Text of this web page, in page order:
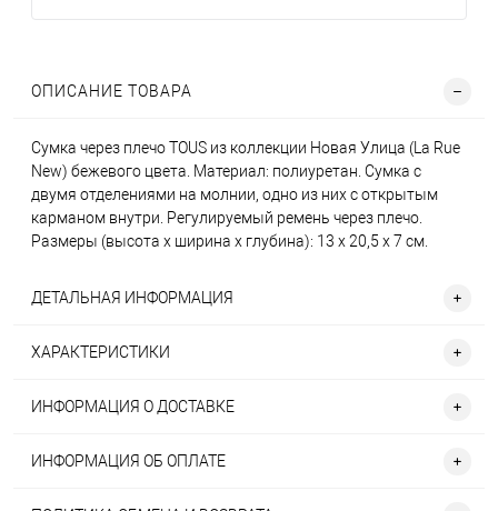
ОПИСАНИЕ ТОВАРА
Сумка через плечо TOUS из коллекции Новая Улица (La Rue
New) бежевого цвета. Материал: полиуретан. Сумка с
двумя отделениями на молнии, одно из них с открытым
карманом внутри. Регулируемый ремень через плечо.
Размеры (высота х ширина х глубина): 13 х 20,5 х 7 см.
ДЕТАЛЬНАЯ ИНФОРМАЦИЯ
ХАРАКТЕРИСТИКИ
ИНФОРМАЦИЯ О ДОСТАВКЕ
ИНФОРМАЦИЯ ОБ ОПЛАТЕ